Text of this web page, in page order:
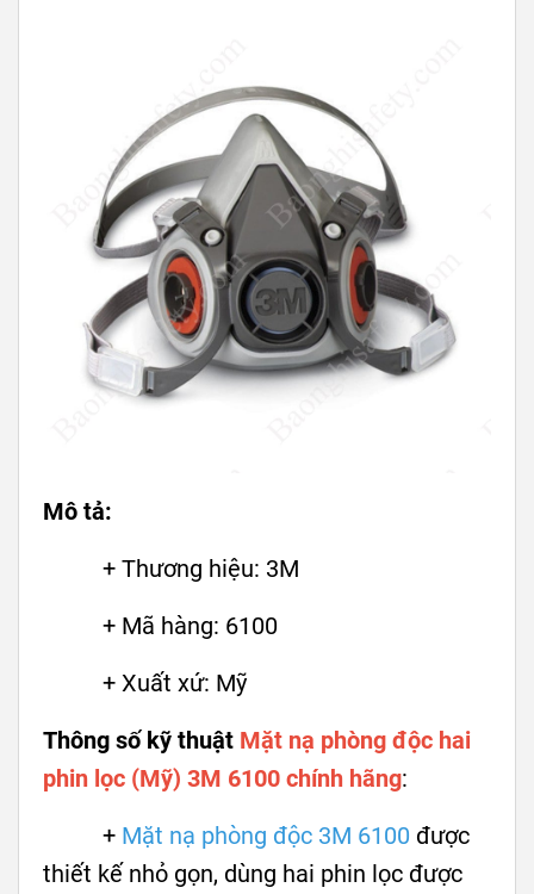
Mô tả:
+ Thương hiệu: 3M
+ Mã hàng: 6100
+ Xuất xứ: Mỹ
Thông số kỹ thuật Mặt nạ phòng độc hai
phin lọc (Mỹ) 3M 6100 chính hãng:
+ Mặt nạ phòng độc 3M 6100 được
thiết kế nhỏ gọn, dùng hai phin lọc được